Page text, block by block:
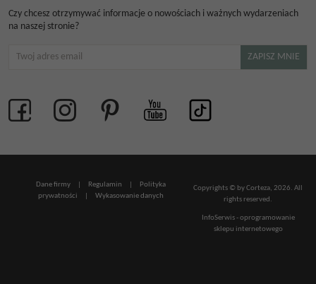
Czy chcesz otrzymywać informacje o nowościach i ważnych wydarzeniach
na naszej stronie?
Copyrights © by Corteza, 2026. All
rights reserved.
InfoSerwis-oprogramowanie
sklepu internetowego
Dane firmy Regulamin
Polityka
prywatności
Wykasowanie danych